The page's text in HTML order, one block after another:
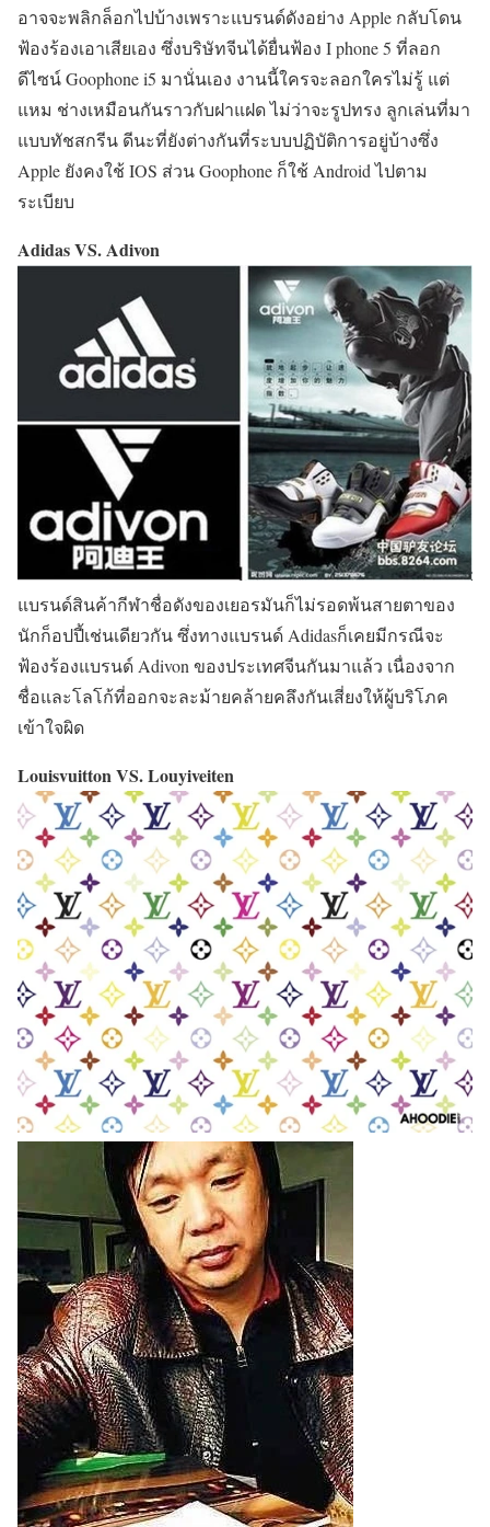
อาจจะพลิกล็อกไปบ้างเพราะแบรนด์ดังอย่าง Apple กลับโดน
ฟ้องร้องเอาเสียเอง ซึ่งบริษัทจีนได้ยื่นฟ้อง I phone 5 ที่ลอก
ดีไซน์ Goophone i5 มานั่นเอง งานนี้ใครจะลอกใครไม่รู้ แต่
แหม ช่างเหมือนกันราวกับฝาแฝด ไม่ว่าจะรูปทรง ลูกเล่นที่มา
แบบทัชสกรีน ดีนะที่ยังต่างกันที่ระบบปฏิบัติการอยู่บ้างซึ่ง
Apple ยังคงใช้ IOS ส่วน Goophone ก็ใช้ Android ไปตาม
ระเบียบ
Adidas VS. Adivon
แบรนด์สินค้ากีฬาชื่อดังของเยอรมันก็ไม่รอดพ้นสายตาของ
นักก็อปปี้เช่นเดียวกัน ซึ่งทางแบรนด์ Adidasก็เคยมีกรณีจะ
ฟ้องร้องแบรนด์ Adivon ของประเทศจีนกันมาแล้ว เนื่องจาก
ชื่อและโลโก้ที่ออกจะละม้ายคล้ายคลึงกันเสี่ยงให้ผู้บริโภค
เข้าใจผิด
Louisvuitton VS. Louyiveiten